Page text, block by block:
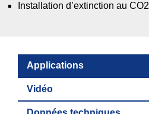
Installation d’extinction au CO2
Applications
Vidéo